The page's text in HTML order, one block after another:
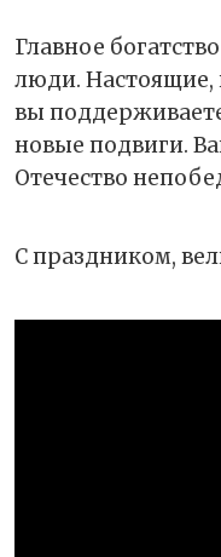
Главное
люди. Настоящие,
вы
новые подвиги.
Отечество
С праздником,